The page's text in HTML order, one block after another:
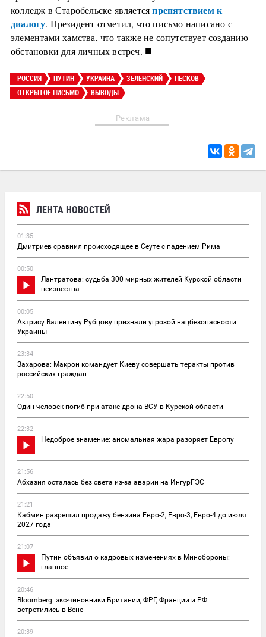
ЛЕНТА НОВОСТЕЙ
01:35
Дмитриев сравнил происходящее в Сеуте с падением Рима
00:50
Лантратова: судьба 300 мирных жителей Курской области
неизвестна
00:05
Актрису Валентину Рубцову признали угрозой нацбезопасности
Украины
23:34
Захарова: Макрон командует Киеву совершать теракты против
российских граждан
22:50
Один человек погиб при атаке дрона ВСУ в Курской области
22:32
Недоброе знамение: аномальная жара разоряет Европу
21:56
Абхазия осталась без света из-за аварии на ИнгурГЭС
21:21
Кабмин разрешил продажу бензина Евро-2, Евро-3, Евро-4 до июля
2027 года
21:07
Путин объявил о кадровых изменениях в Минобороны:
главное
20:46
Bloomberg: экс-чиновники Британии, ФРГ, Франции и РФ
встретились в Вене
20:39
колледж в Старобельске являетсяпрепятствием к
диалогу. Президент отметил, что письмо написано с
элементами хамства, что также не сопутствует созданию
обстановки для личных встреч. ■
РОССИЯ ПУТИН УКРАИНА ЗЕЛЕНСКИЙ
ПЕСКОВ
ОТКРЫТОЕ ПИСЬМО
ВЫВОДЫ
Реклама